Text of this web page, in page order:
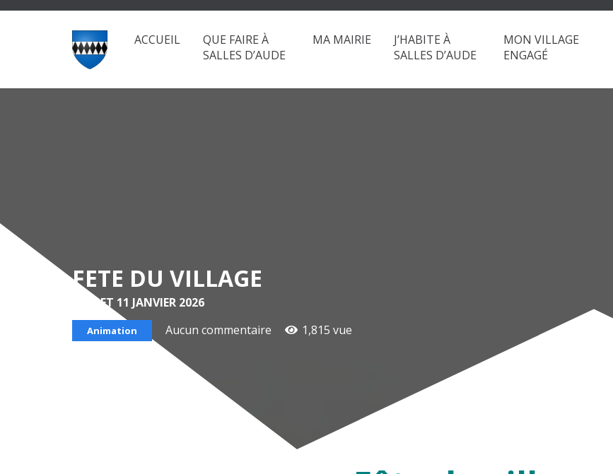
ACCUEIL
QUE FAIRE À
SALLES D’AUDE
MA MAIRIE
J’HABITE À
SALLES D’AUDE
MON VILLAGE
ENGAGÉ
FETE DU VILLAGE
9, 10 ET 11 JANVIER 2026
Animation Aucun commentaire 1,815 vue